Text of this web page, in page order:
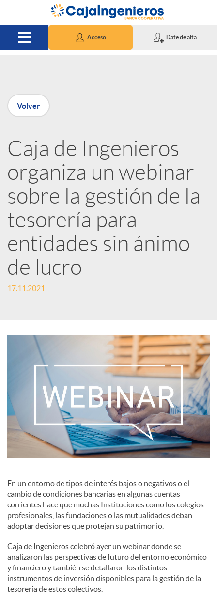
Saltar al contenido principal
Acceso Date de alta
P
u
b
l
i
c
a
o
d
e
c
o
n
t
e
Volver
Caja de Ingenieros
organiza un webinar
sobre la gestión de la
tesorería para
entidades sin ánimo
de lucro
17.11.2021
En un entorno de tipos de interés bajos o negativos o el
cambio de condiciones bancarias en algunas cuentas
corrientes hace que muchas Instituciones como los colegios
profesionales, las fundaciones o las mutualidades deban
adoptar decisiones que protejan su patrimonio.
Caja de Ingenieros celebró ayer un webinar donde se
analizaron las perspectivas de futuro del entorno económico
y financiero y también se detallaron los distintos
instrumentos de inversión disponibles para la gestión de la
tesorería de estos colectivos.